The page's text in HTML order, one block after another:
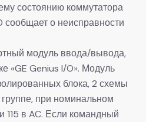
состоянию коммутатора
сообщает о неисправности
модуль ввода/вывода,
«GE Genius I/O». Модуль
блока, 2 схемы
при номинальном
115 в AC. Если командный